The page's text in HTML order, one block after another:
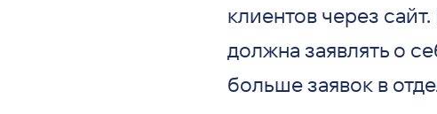
клиентов через
должна заявлять о
больше заявок в